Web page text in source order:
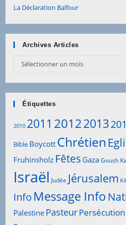
La Déclaration Balfour
Archives Articles
Sélectionner un mois
Étiquettes
2010 2011 20122013
Bible Boycott Chrétien
Fruhinsholz Fêtes GazaGoush
Israël Judée Jérusalem
Info Message Info
Palestine PasteurPersécution